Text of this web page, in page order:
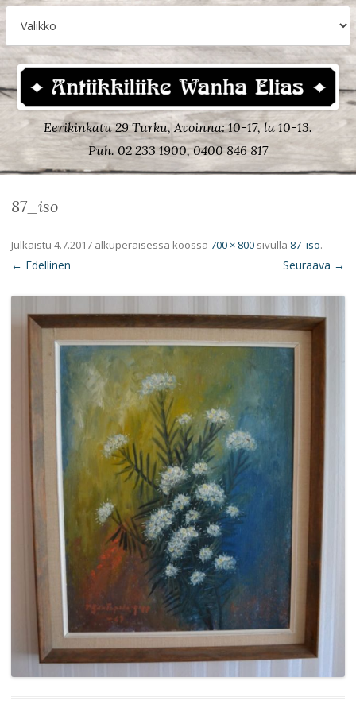
Eerikinkatu 29 Turku, Avoinna: 10-17, la 10-13.
Puh. 02 233 1900, 0400 846 817
87_iso
Julkaistu 4.7.2017 alkuperäisessä koossa 700 × 800 sivulla 87_iso.
← Edellinen Seuraava →